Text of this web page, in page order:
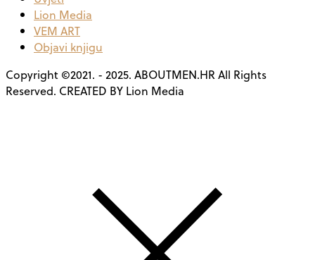
Lion Media
VEM ART
Objavi knjigu
Copyright ©2021. - 2025. ABOUTMEN.HR All Rights
Reserved. CREATED BY Lion Media